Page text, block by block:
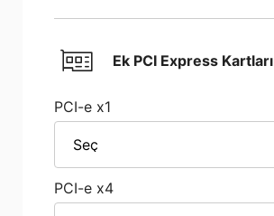
Ek PCI Express Kartları
PCI-e x1
Seç
PCI-e x4